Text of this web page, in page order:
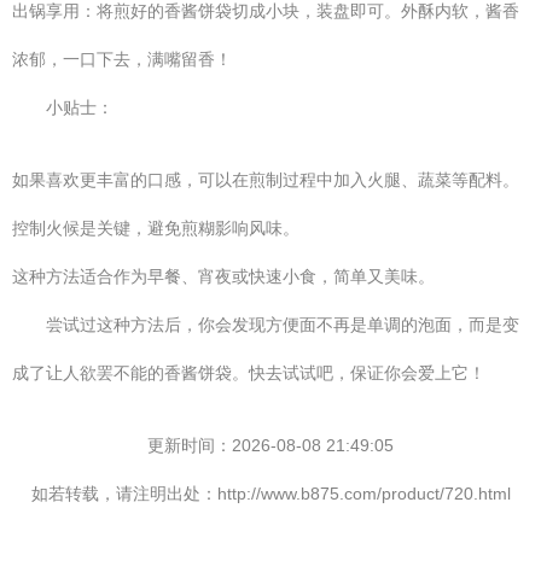
出锅享用：将煎好的香酱饼袋切成小块，装盘即可。外酥内软，酱香
浓郁，一口下去，满嘴留香！
小贴士：
如果喜欢更丰富的口感，可以在煎制过程中加入火腿、蔬菜等配料。
控制火候是关键，避免煎糊影响风味。
这种方法适合作为早餐、宵夜或快速小食，简单又美味。
尝试过这种方法后，你会发现方便面不再是单调的泡面，而是变
成了让人欲罢不能的香酱饼袋。快去试试吧，保证你会爱上它！
更新时间：2026-08-08 21:49:05
如若转载，请注明出处：http://www.b875.com/product/720.html